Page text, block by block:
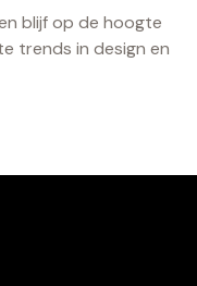
blijf op de hoogte
trends in design en